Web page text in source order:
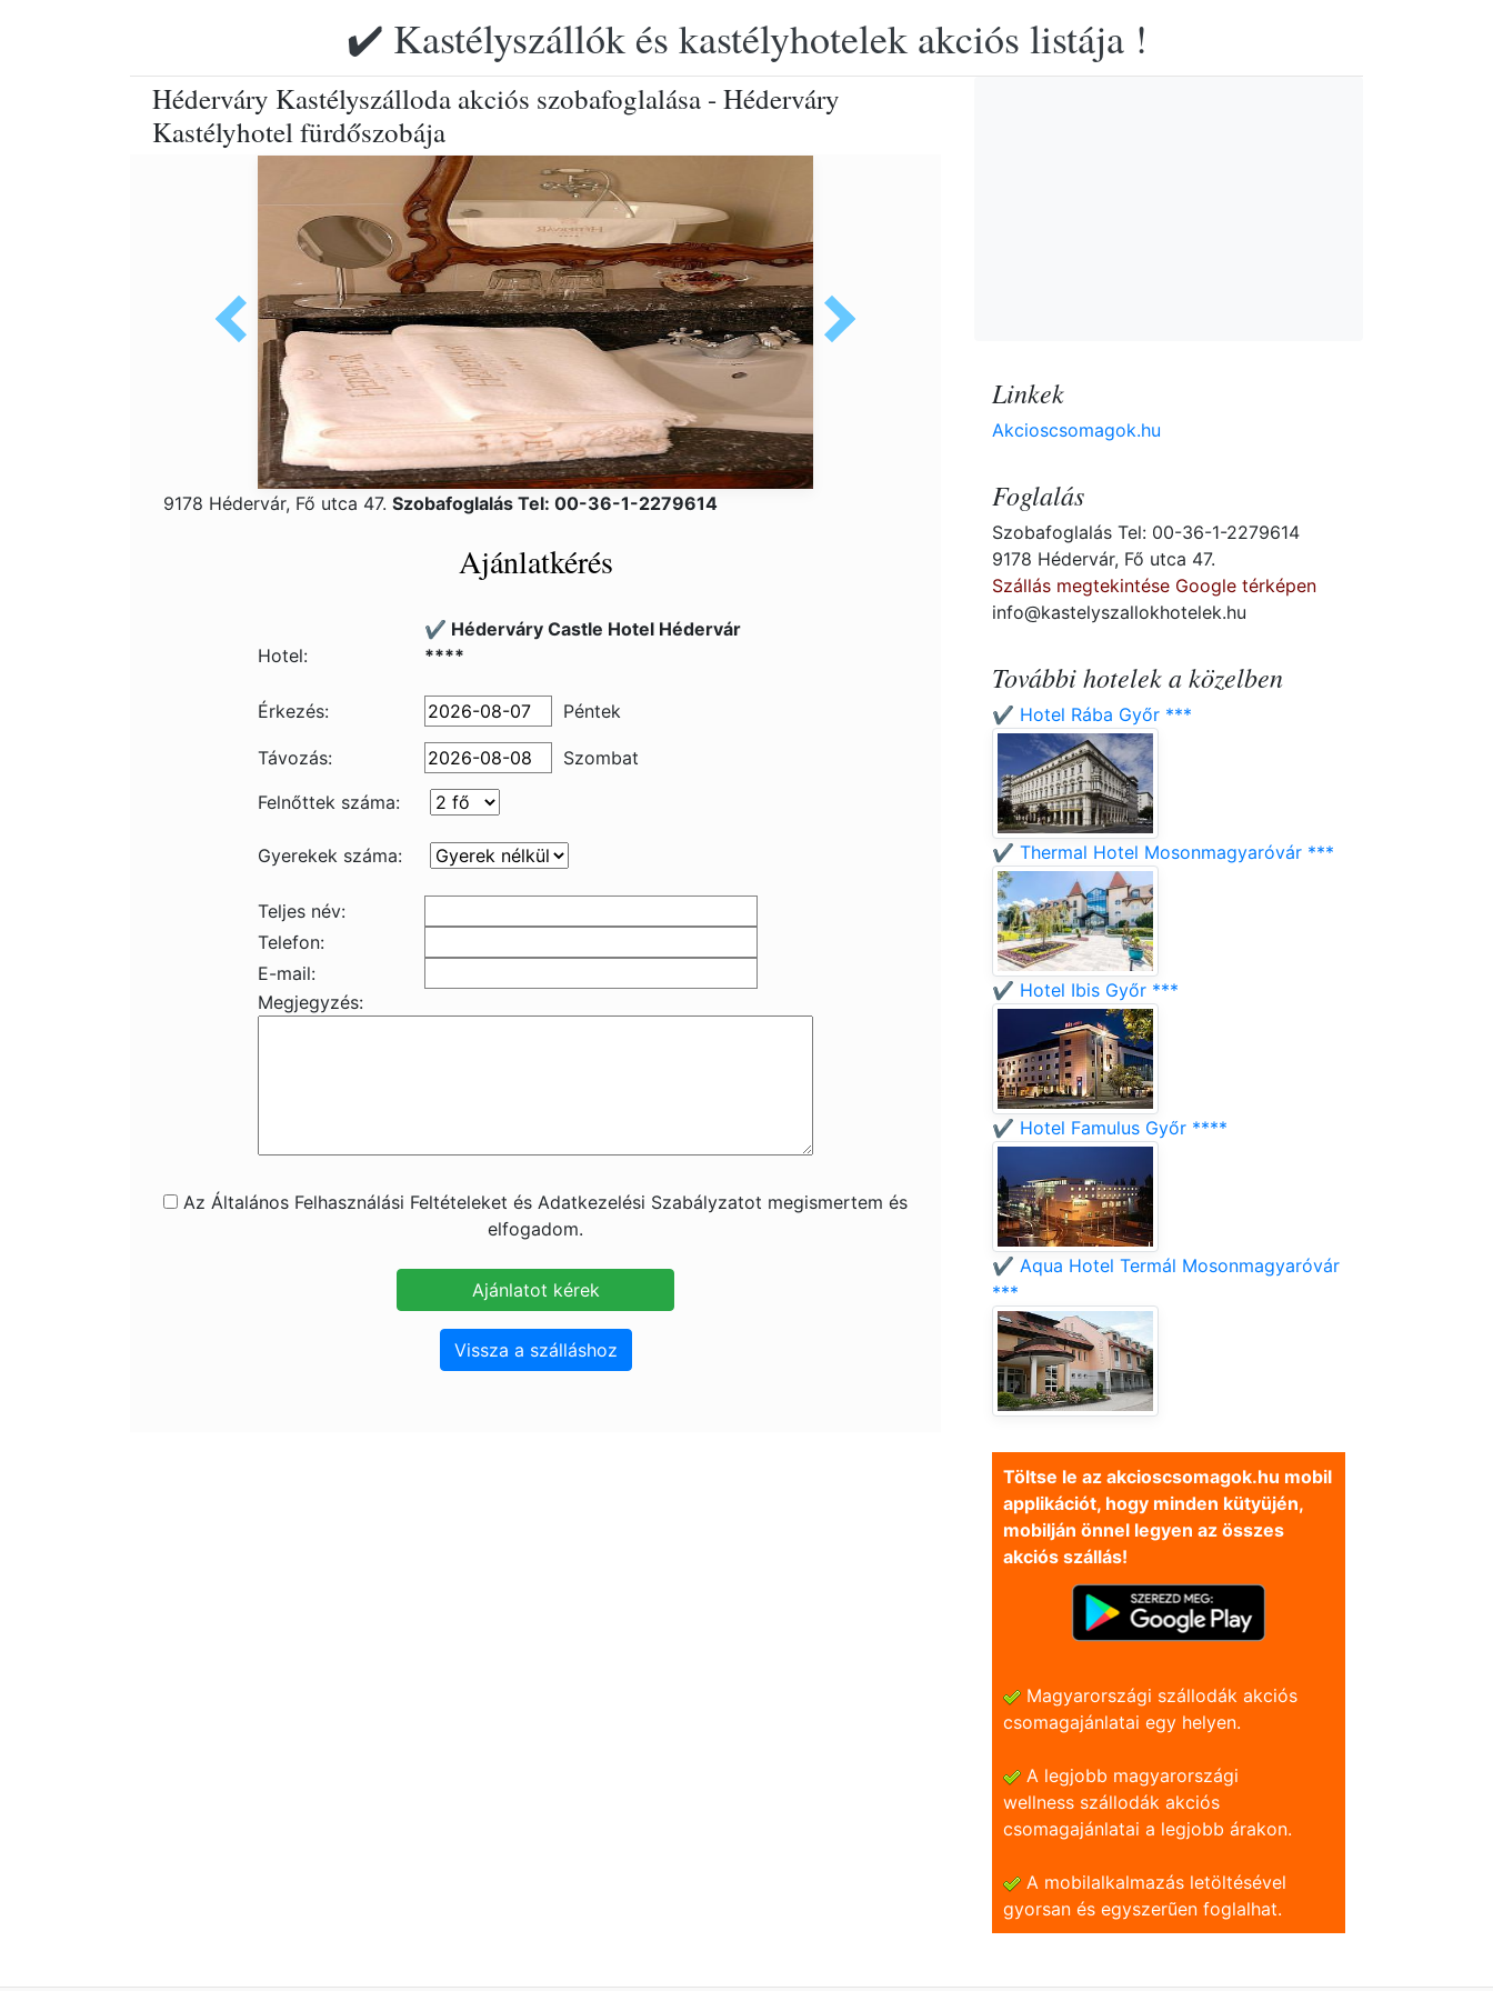
✔️ Kastélyszállók és kastélyhotelek akciós listája !
Héderváry Kastélyszálloda akciós szobafoglalása - Héderváry
Kastélyhotel fürdőszobája
9178 Hédervár, Fő utca 47. Szobafoglalás Tel: 00-36-1-2279614
Ajánlatkérés
Hotel:
✔️ Héderváry Castle Hotel Hédervár
****
Érkezés: Péntek
Távozás:
Szombat
Felnőttek száma:
Gyerekek száma:
Teljes név:
Telefon:
E-mail:
Megjegyzés:
Az Általános Felhasználási Feltételeket és Adatkezelési Szabályzatot megismertem és
elfogadom.
Vissza a szálláshoz
Linkek
Akcioscsomagok.hu
Foglalás
Szobafoglalás Tel: 00-36-1-2279614
9178 Hédervár, Fő utca 47.
Szállás megtekintése Google térképen
info@kastelyszallokhotelek.hu
További hotelek a közelben
✔️ Hotel Rába Győr ***
✔️ Thermal Hotel Mosonmagyaróvár ***
✔️ Hotel Ibis Győr ***
✔️ Hotel Famulus Győr ****
✔️ Aqua Hotel Termál Mosonmagyaróvár
***
Töltse le az akcioscsomagok.hu mobil
applikációt, hogy minden kütyüjén,
mobilján önnel legyen az összes
akciós szállás!
Magyarországi szállodák akciós
csomagajánlatai egy helyen.
A legjobb magyarországi
wellness szállodák akciós
csomagajánlatai a legjobb árakon.
A mobilalkalmazás letöltésével
gyorsan és egyszerũen foglalhat.